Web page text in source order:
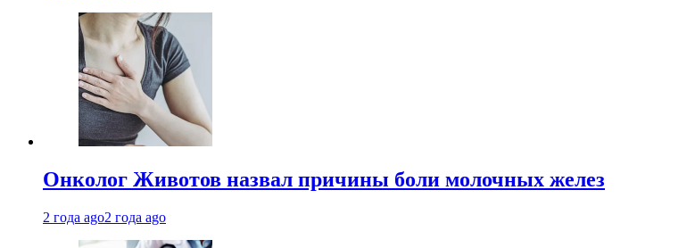
Онколог Животов назвал причины боли молочных желез
2 года ago2 года ago